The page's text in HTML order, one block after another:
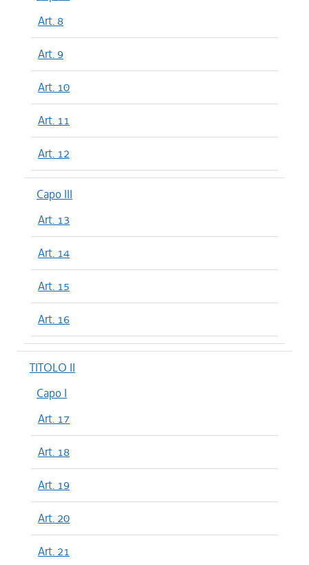
Art. 8
Art. 9
Art. 10
Art. 11
Art. 12
Capo III
Art. 13
Art. 14
Art. 15
Art. 16
TITOLO II
Capo I
Art. 17
Art. 18
Art. 19
Art. 20
Art. 21